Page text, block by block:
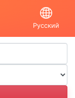
Русский